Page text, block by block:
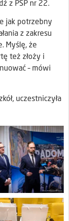
z PSP nr 22.
jak potrzebny
z zakresu
Myślę, że
też złoży i
– mówi
uczestniczyła